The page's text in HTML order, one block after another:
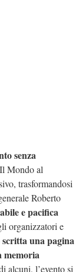
senza
Mondo al
trasformandosi
Roberto
e pacifica
organizzatori e
scritta una pagina
memoria
alcuni, l’evento si